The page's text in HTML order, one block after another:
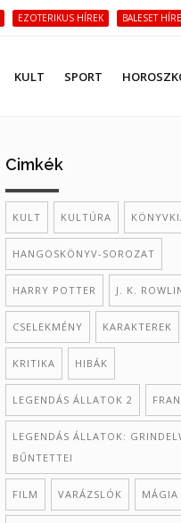
EZOTERIKUS HÍREK BALESET
KULT SPORT
Cimkék
KULT KULTÚRA
HANGOSKÖNYV-SOROZAT
HARRY POTTER J. K.
CSELEKMÉNY KARAKTEREK
KRITIKA HIBÁK
LEGENDÁS ÁLLATOK 2
LEGENDÁS ÁLLATOK:
BŰNTETTEI
FILM VARÁZSLÓK MÁGIA